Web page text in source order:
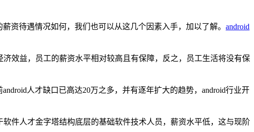
资待遇情况如何，我们也可以从这几个因素入手，加以了解。 android
效益，员工的薪资水平相对较高且有保障，反之，员工生活将没有保
人才缺口已高达20万之多，并有逐年扩大的趋势，android行业开
件人才金字塔结构底层的基础软件技术人员，薪资水平低，这与现阶